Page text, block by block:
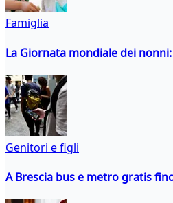
Famiglia
La Giornata mondiale dei
Genitori e figli
A Brescia bus e metro gratis